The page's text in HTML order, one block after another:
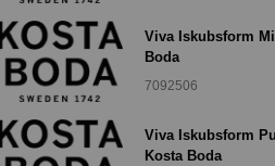
Viva Iskubsform
Boda
7092506
Viva Iskubsform
Kosta Boda